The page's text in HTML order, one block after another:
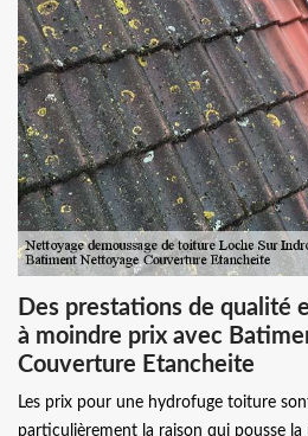
Des prestations de qualité
à moindre prix avec
Couverture Etancheite
Les prix pour une hydrofuge toiture
particulièrement la raison qui pousse la